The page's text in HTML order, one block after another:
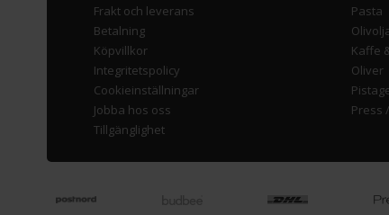
Frakt och leverans
Betalning
Köpvillkor
Integritetspolicy
Cookieinställningar
Jobba hos oss
Tillgänglighet
Pasta
Kaffe
Oliver
Press /